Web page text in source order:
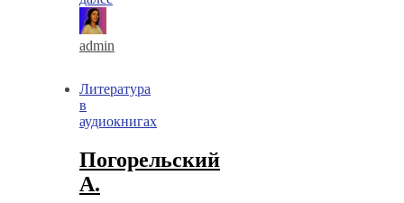
admin
Литература
в
аудиокнигах
Погорельский
А.